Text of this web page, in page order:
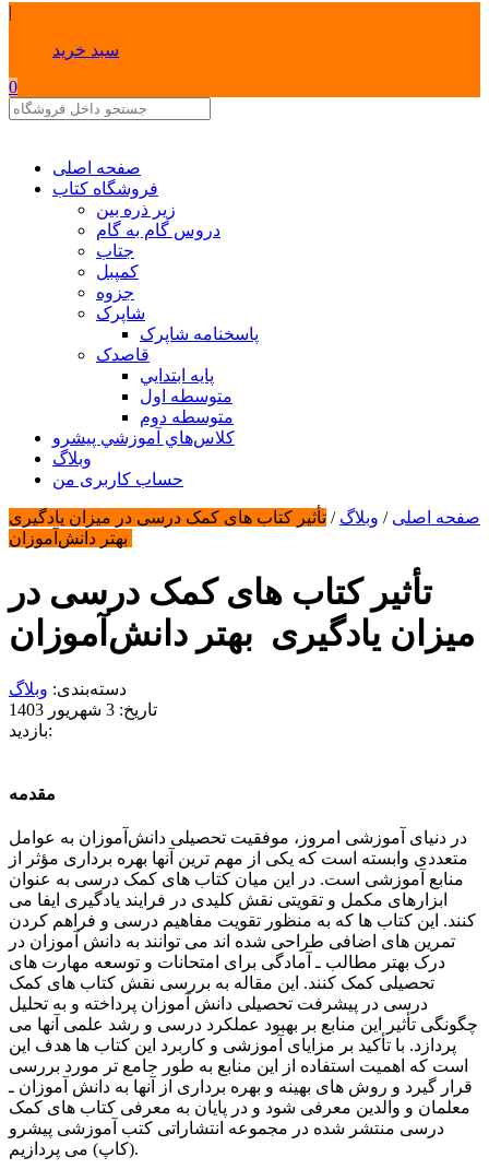
|
سبد خرید
0
صفحه اصلی
فروشگاه کتاب
زیر ذره بین
دروس گام به گام
جتاب
کمپبل
جزوه
شاپرک
پاسخنامه شاپرک
قاصدک
پايه ابتدايي
متوسطه اول
متوسطه دوم
كلاس‌هاي آموزشي پيشرو
وبلاگ
حساب کاربری من
صفحه اصلی / وبلاگ / تأثیر کتاب های کمک درسی در میزان یادگیری
بهتر دانش‌آموزان
تأثیر کتاب های کمک درسی در
میزان یادگیری بهتر دانش‌آموزان
دسته‌بندی: وبلاگ
تاریخ: 3 شهریور 1403
بازدید:
مقدمه
در دنیای آموزشی امروز، موفقیت تحصیلی دانش‌آموزان به عوامل
متعددی وابسته است که یکی از مهم ترین آنها بهره برداری مؤثر از
منابع آموزشی است. در این میان کتاب های کمک درسی به عنوان
ابزارهای مکمل و تقویتی نقش کلیدی در فرایند یادگیری ایفا می
کنند. این کتاب ها که به منظور تقویت مفاهیم درسی و فراهم کردن
تمرین های اضافی طراحی شده اند می توانند به دانش آموزان در
درک بهتر مطالب ـ آمادگی برای امتحانات و توسعه مهارت های
تحصیلی کمک کنند. این مقاله به بررسی نقش کتاب های کمک
درسی در پیشرفت تحصیلی دانش آموزان پرداخته و به تحلیل
چگونگی تأثیر این منابع بر بهبود عملکرد درسی و رشد علمی آنها می
پردازد. با تأکید بر مزایای آموزشی و کاربرد این کتاب ها هدف این
است که اهمیت استفاده از این منابع به طور جامع تر مورد بررسی
قرار گیرد و روش های بهینه و بهره برداری از آنها به دانش آموزان ـ
معلمان و والدین معرفی شود و در پایان به معرفی کتاب های کمک
درسی منتشر شده در مجموعه انتشاراتی کتب آموزشی پیشرو
(کاپ) می پردازیم.